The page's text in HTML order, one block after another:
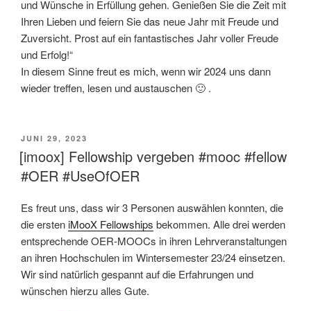
und Wünsche in Erfüllung gehen. Genießen Sie die Zeit mit
Ihren Lieben und feiern Sie das neue Jahr mit Freude und
Zuversicht. Prost auf ein fantastisches Jahr voller Freude
und Erfolg!“
In diesem Sinne freut es mich, wenn wir 2024 uns dann
wieder treffen, lesen und austauschen 🙂 .
VERÖFFENTLICHT
AM
JUNI 29, 2023
[imoox] Fellowship vergeben #mooc #fellow
#OER #UseOfOER
Es freut uns, dass wir 3 Personen auswählen konnten, die
die ersteniMooX Fellowships bekommen. Alle drei werden
entsprechende OER-MOOCs in ihren Lehrveranstaltungen
an ihren Hochschulen im Wintersemester 23/24 einsetzen.
Wir sind natürlich gespannt auf die Erfahrungen und
wünschen hierzu alles Gute.